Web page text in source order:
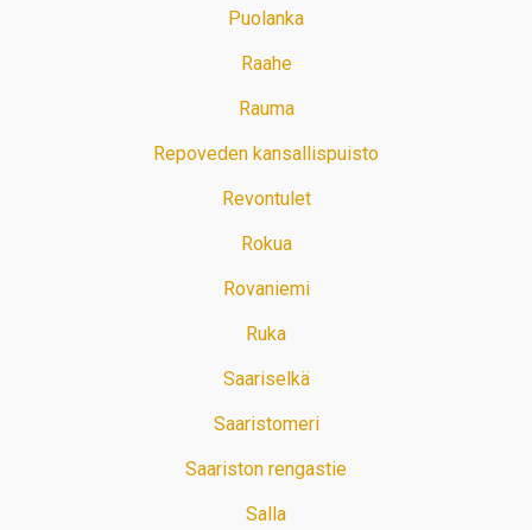
Puolanka
Raahe
Rauma
Repoveden kansallispuisto
Revontulet
Rokua
Rovaniemi
Ruka
Saariselkä
Saaristomeri
Saariston rengastie
Salla